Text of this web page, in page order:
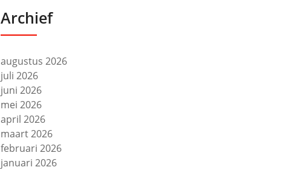
Archief
augustus 2026
juli 2026
juni 2026
mei 2026
april 2026
maart 2026
februari 2026
januari 2026